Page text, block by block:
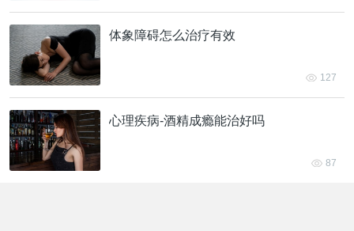
体象障碍怎么治疗有效
127
心理疾病-酒精成瘾能治好吗
87